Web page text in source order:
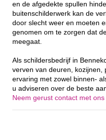
en de afgedekte spullen
buitenschilderwerk kan de
door slecht weer en moeten
genomen om te zorgen dat
meegaat.
Als schildersbedrijf in
verven van deuren, kozijnen,
ervaring met zowel binnen-
u adviseren over de beste
Neem gerust contact met